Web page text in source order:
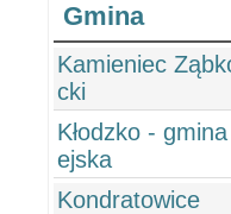
Gmina
Kamieniec
cki
Kłodzko -
ejska
Kondratowice